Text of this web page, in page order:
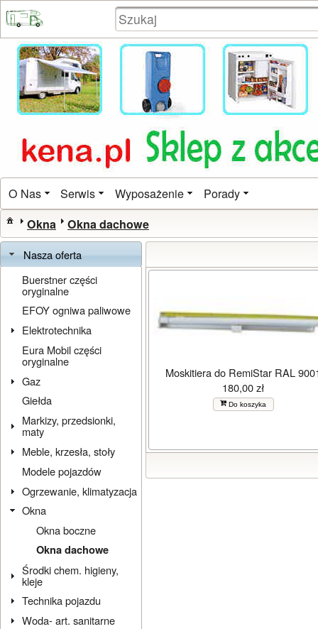
O Nas Serwis Wyposażenie Porady
Okna Okna dachowe
Nasza oferta
Buerstner części
oryginalne
EFOY ogniwa paliwowe
Elektrotechnika
Eura Mobil części
oryginalne
Gaz
Giełda
Markizy, przedsionki,
maty
Meble, krzesła, stoły
Modele pojazdów
Ogrzewanie, klimatyzacja
Okna
Okna boczne
Okna dachowe
Środki chem. higieny,
kleje
Technika pojazdu
Woda- art. sanitarne
Moskitiera do RemiStar RAL
180,00 zł
Do koszyka